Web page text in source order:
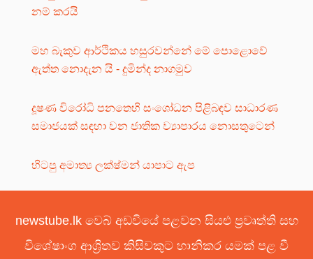
නම් කරයි
මහ බැකුව ආර්ථිකය හසුරවන්නේ මේ පොළොවේ
ඇත්ත නොදැන යි - දුමින්ද නාගමුව
දූෂණ විරෝධි පනතෙහි සංශෝධන පිළිබඳව සාධාරණ
සමාජයක් සඳහා වන ජාතික ව්‍යාපාරය නොසතුටෙන්
හිටපු අමාත්‍ය ලක්ෂ්මන් යාපාට ඇප
newstube.lk වෙබ් අඩවියේ පළවන සියළු ප්‍රවෘත්ති සහ
විශේෂාංග ආශ්‍රිතව කිසිවකුට හානිකර යමක් පළ වී